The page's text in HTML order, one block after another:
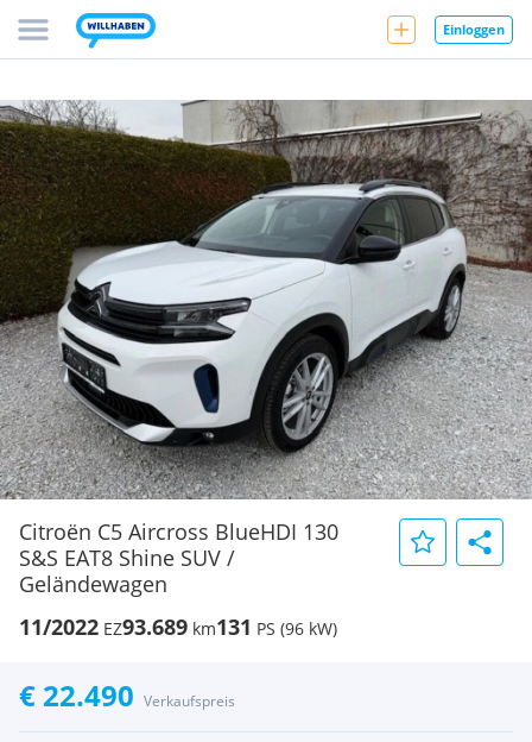
Einloggen
Citroën C5 Aircross BlueHDI 130
S&S EAT8 Shine SUV /
Geländewagen
11/2022 EZ93.689 km131 PS (96 kW)
€ 22.490 Verkaufspreis